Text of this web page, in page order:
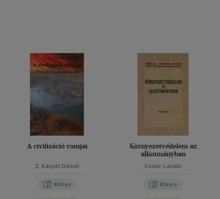
A civilizáció romjai
Z. Kárpát Dániel
Könyv
Környezetvédelem az
alkotmányban
Fodor László
Könyv